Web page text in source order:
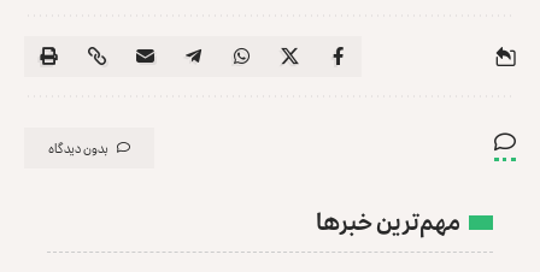
بدون دیدگاه
مهم‌ترین خبرها